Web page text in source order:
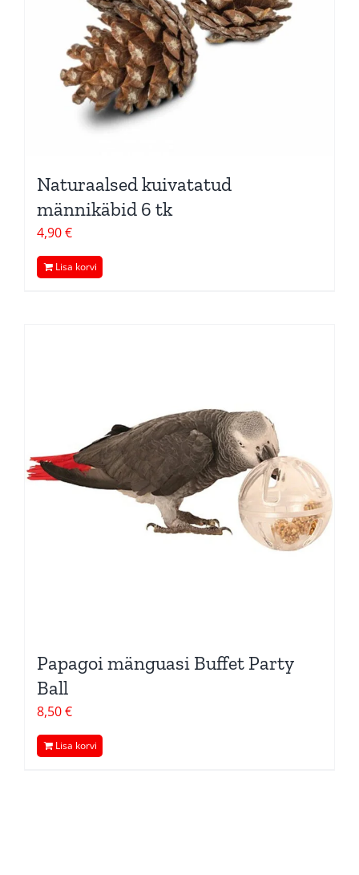
Naturaalsed kuivatatud
männikäbid 6 tk
4,90€
Lisa korvi
Papagoi mänguasi Buffet Party
Ball
8,50€
Lisa korvi